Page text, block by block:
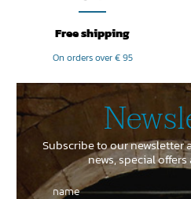
Free shipping
On orders over € 95
Subscribe to our
news, special